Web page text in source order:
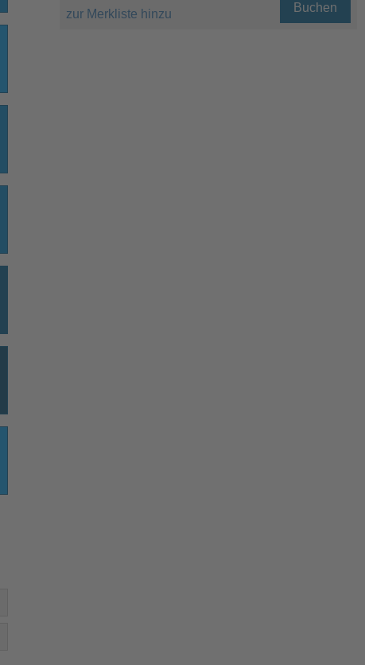
zur Merkliste hinzu Buchen